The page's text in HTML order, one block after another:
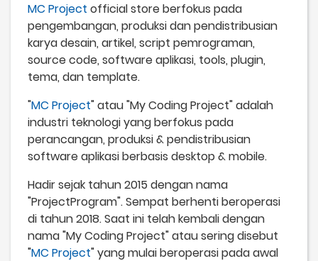
MC Project official store berfokus pada
pengembangan, produksi dan pendistribusian
karya desain, artikel, script pemrograman,
source code, software aplikasi, tools, plugin,
tema, dan template.
"MC Project" atau "My Coding Project" adalah
industri teknologi yang berfokus pada
perancangan, produksi & pendistribusian
software aplikasi berbasis desktop & mobile.
Hadir sejak tahun 2015 dengan nama
"ProjectProgram". Sempat berhenti beroperasi
di tahun 2018. Saat ini telah kembali dengan
nama "My Coding Project" atau sering disebut
"MC Project" yang mulai beroperasi pada awal